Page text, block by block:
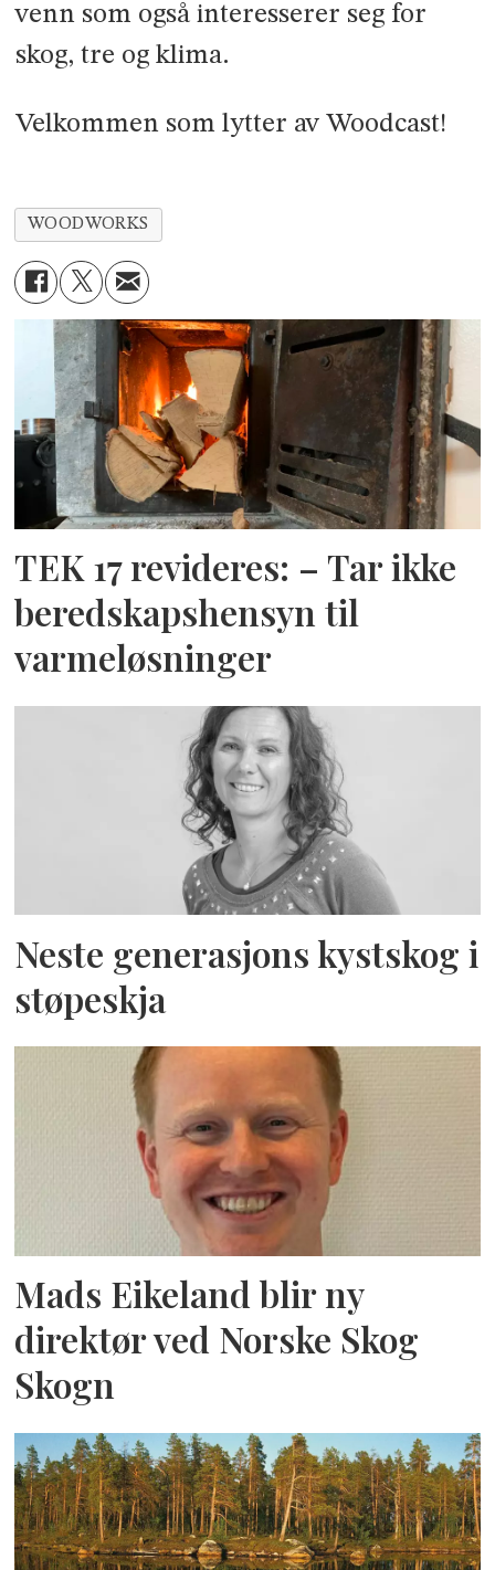
venn som også interesserer seg for
skog, tre og klima.
Velkommen som lytter av Woodcast!
WOODWORKS
TEK 17 revideres: – Tar ikke
beredskapshensyn til
varmeløsninger
Neste generasjons kystskog i
støpeskja
Mads Eikeland blir ny
direktør ved Norske Skog
Skogn